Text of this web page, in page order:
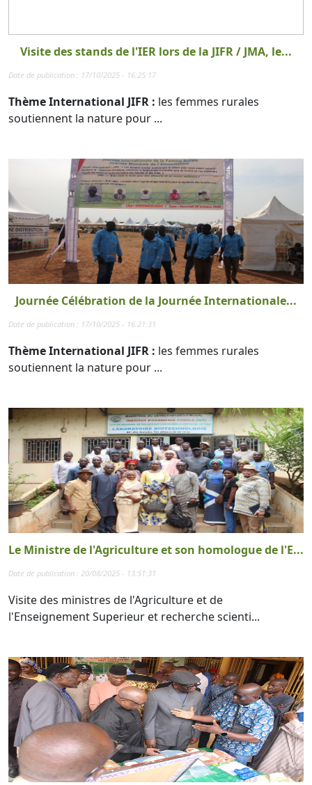
Visite des stands de l'IER lors de la JIFR / JMA, le...
Date de publication : 17/10/2025 - 16:25:17
Thème International JIFR : les femmes rurales
soutiennent la nature pour ...
Journée Célébration de la Journée Internationale...
Date de publication : 17/10/2025 - 16:21:31
Thème International JIFR : les femmes rurales
soutiennent la nature pour ...
Le Ministre de l'Agriculture et son homologue de l'E...
Date de publication : 20/08/2025 - 13:51:31
Visite des ministres de l'Agriculture et de
l'Enseignement Superieur et recherche scienti...